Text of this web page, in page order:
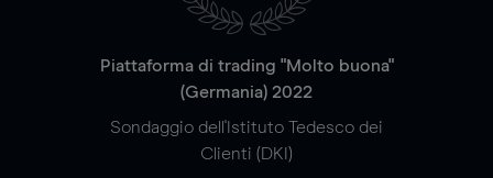
Piattaforma di trading "Molto buona"
(Germania) 2022
Sondaggio dell'Istituto Tedesco dei
Clienti (DKI)